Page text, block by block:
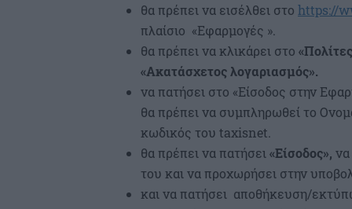
θα πρέπει να εισέλθει στο https://
πλαίσιο «Εφαρμογές ».
θα πρέπει να κλικάρει στο
«Ακατάσχετος λογαριασμός».
να πατήσει στο «Είσοδος στην
θα πρέπει να συμπληρωθεί το
κωδικός του taxisnet.
θα πρέπει να πατήσει«Είσοδος»,
του και να προχωρήσει στην
και να πατήσει αποθήκευση/